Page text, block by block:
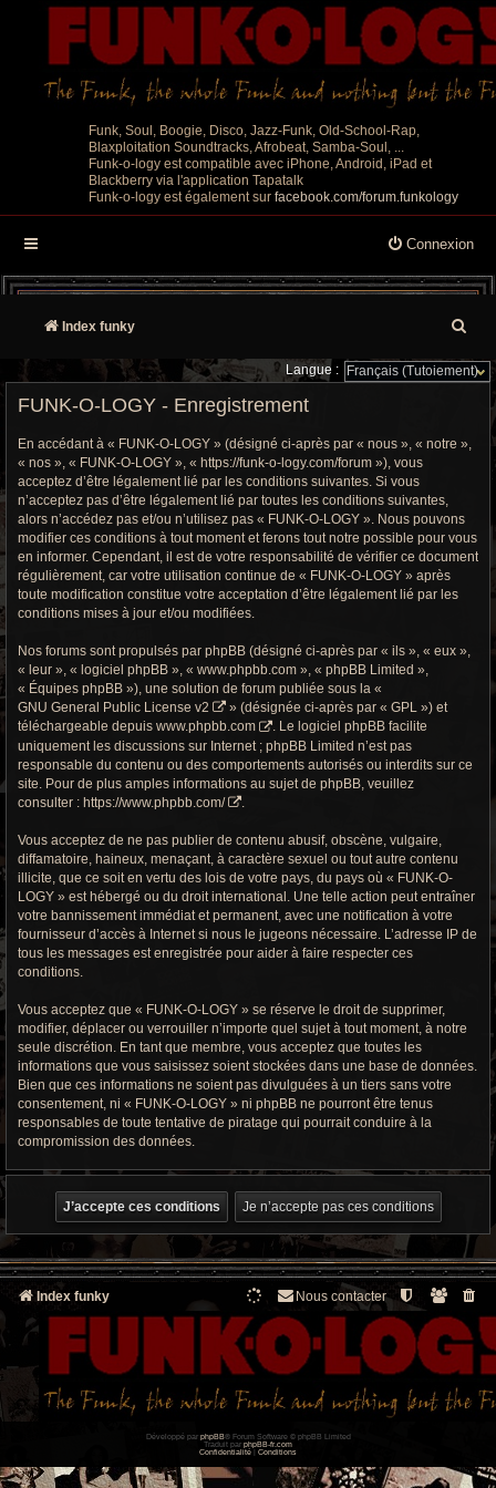
Funk, Soul, Boogie, Disco, Jazz-Funk, Old-School-Rap,
Blaxploitation Soundtracks, Afrobeat, Samba-Soul, ...
Funk-o-logy est compatible avec iPhone, Android, iPad et
Blackberry via l'application Tapatalk
Funk-o-logy est également sur facebook.com/forum.funkology
Connexion
Index funky
e
c
Langue :
FUNK-O-LOGY - Enregistrement
En accédant à « FUNK-O-LOGY » (désigné ci-après par « nous », « notre »,
« nos », « FUNK-O-LOGY », « https://funk-o-logy.com/forum »), vous
acceptez d’être légalement lié par les conditions suivantes. Si vous
n’acceptez pas d’être légalement lié par toutes les conditions suivantes,
alors n’accédez pas et/ou n’utilisez pas « FUNK-O-LOGY ». Nous pouvons
modifier ces conditions à tout moment et ferons tout notre possible pour vous
en informer. Cependant, il est de votre responsabilité de vérifier ce document
régulièrement, car votre utilisation continue de « FUNK-O-LOGY » après
toute modification constitue votre acceptation d’être légalement lié par les
conditions mises à jour et/ou modifiées.
Nos forums sont propulsés par phpBB (désigné ci-après par « ils », « eux »,
« leur », « logiciel phpBB », « www.phpbb.com », « phpBB Limited »,
« Équipes phpBB »), une solution de forum publiée sous la «
GNU General Public License v2
» (désignée ci-après par « GPL ») et
téléchargeable depuis www.phpbb.com
. Le logiciel phpBB facilite
uniquement les discussions sur Internet ; phpBB Limited n’est pas
responsable du contenu ou des comportements autorisés ou interdits sur ce
site. Pour de plus amples informations au sujet de phpBB, veuillez
consulter : https://www.phpbb.com/
Vous acceptez de ne pas publier de contenu abusif, obscène, vulgaire,
diffamatoire, haineux, menaçant, à caractère sexuel ou tout autre contenu
illicite, que ce soit en vertu des lois de votre pays, du pays où « FUNK-O-
LOGY » est hébergé ou du droit international. Une telle action peut entraîner
votre bannissement immédiat et permanent, avec une notification à votre
fournisseur d’accès à Internet si nous le jugeons nécessaire. L’adresse IP de
tous les messages est enregistrée pour aider à faire respecter ces
conditions.
Vous acceptez que « FUNK-O-LOGY » se réserve le droit de supprimer,
modifier, déplacer ou verrouiller n’importe quel sujet à tout moment, à notre
seule discrétion. En tant que membre, vous acceptez que toutes les
informations que vous saisissez soient stockées dans une base de données.
Bien que ces informations ne soient pas divulguées à un tiers sans votre
consentement, ni « FUNK-O-LOGY » ni phpBB ne pourront être tenus
responsables de toute tentative de piratage qui pourrait conduire à la
compromission des données.
Index funky Nous contacter
Développé par phpBB® Forum Software © phpBB Limited
Traduit par phpBB-fr.com
Confidentialité
Conditions